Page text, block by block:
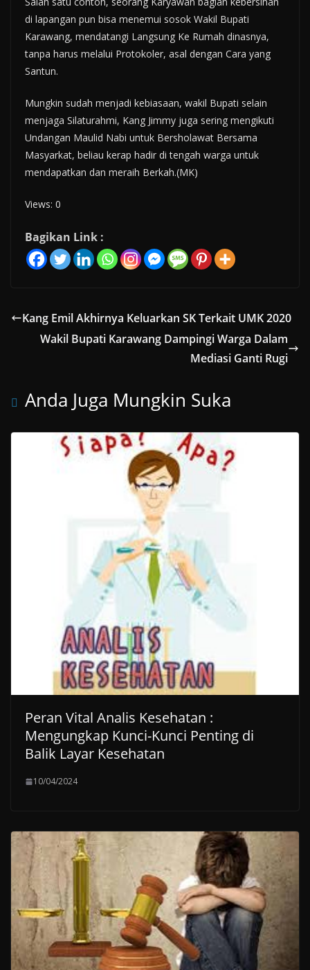
di lapangan pun bisa menemui sosok Wakil Bupati
Karawang, mendatangi Langsung Ke Rumah dinasnya,
tanpa harus melalui Protokoler, asal dengan Cara yang
Santun.
Mungkin sudah menjadi kebiasaan, wakil Bupati selain
menjaga Silaturahmi, Kang Jimmy juga sering mengikuti
Undangan Maulid Nabi untuk Bersholawat Bersama
Masyarkat, beliau kerap hadir di tengah warga untuk
mendapatkan dan meraih Berkah.(MK)
Views: 0
Bagikan Link :
Kang Emil Akhirnya Keluarkan SK Terkait UMK 2020
Wakil Bupati Karawang Dampingi Warga Dalam
Mediasi Ganti Rugi
Anda Juga Mungkin Suka
Peran Vital Analis Kesehatan :
Mengungkap Kunci-Kunci Penting di
Balik Layar Kesehatan
10/04/2024